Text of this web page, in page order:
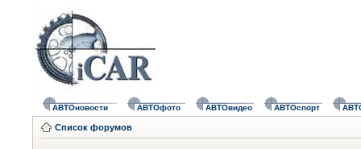
АВТОновости АВТОфото АВТОвидео АВТОспорт
Список форумов